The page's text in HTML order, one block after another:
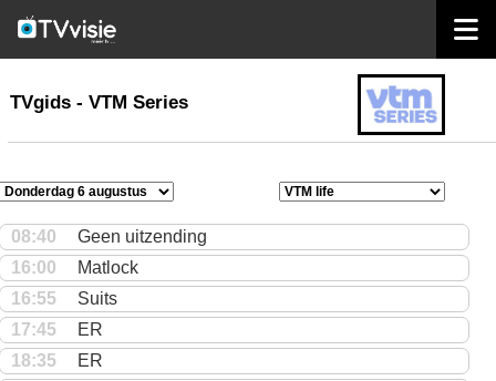
TVgids
TVgids - VTM Series
08:40
Geen uitzending
16:00
Matlock
16:55
Suits
17:45
ER
18:35
ER